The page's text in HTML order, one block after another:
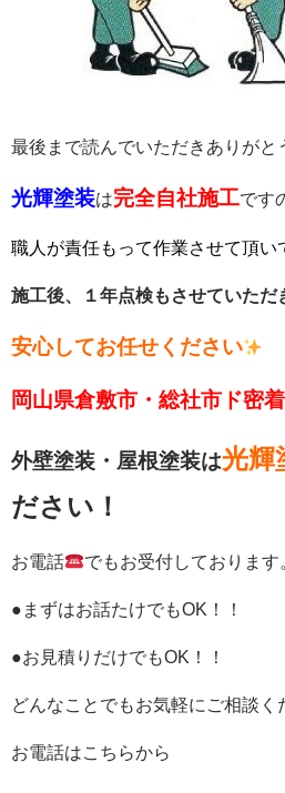
最後まで読んでいただきありがと
光輝塗装は完全自社施工です
職人が責任もって作業させて頂い
施工後、１年点検もさせていただ
安心してお任せください
岡山県倉敷市・総社市ド密着
外壁塗装・屋根塗装は光輝
ださい！
お電話 でもお受付しております
●まずはお話たけでもOK！！
●お見積りだけでもOK！！
どんなことでもお気軽にご相談く
お電話はこちらから